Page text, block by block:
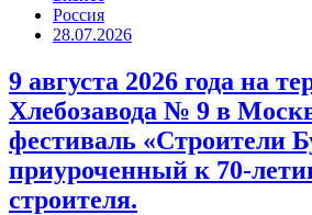
Россия
28.07.2026
9 августа 2026 года на
Хлебозавода № 9 в
фестиваль «Строители
приуроченный к 70-
строителя.